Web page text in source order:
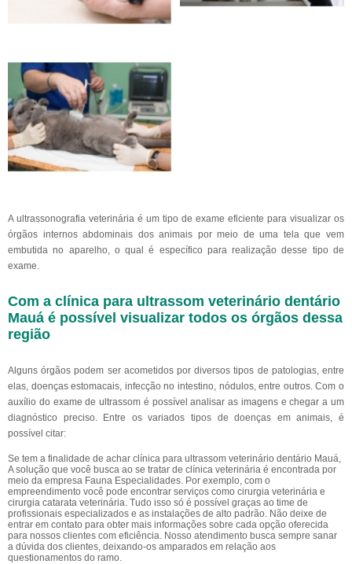
A ultrassonografia veterinária é um tipo de exame eficiente para visualizar os
órgãos internos abdominais dos animais por meio de uma tela que vem
embutida no aparelho, o qual é específico para realização desse tipo de
exame.
Com a clínica para ultrassom veterinário dentário
Mauá é possível visualizar todos os órgãos dessa
região
Alguns órgãos podem ser acometidos por diversos tipos de patologias, entre
elas, doenças estomacais, infecção no intestino, nódulos, entre outros. Com o
auxílio do exame de ultrassom é possível analisar as imagens e chegar a um
diagnóstico preciso. Entre os variados tipos de doenças em animais, é
possível citar:
Se tem a finalidade de achar clínica para ultrassom veterinário dentário Mauá,
A solução que você busca ao se tratar de clínica veterinária é encontrada por
meio da empresa Fauna Especialidades. Por exemplo, com o
empreendimento você pode encontrar serviços como cirurgia veterinária e
cirurgia catarata veterinária. Tudo isso só é possível graças ao time de
profissionais especializados e as instalações de alto padrão. Não deixe de
entrar em contato para obter mais informações sobre cada opção oferecida
para nossos clientes com eficiência. Nosso atendimento busca sempre sanar
a dúvida dos clientes, deixando-os amparados em relação aos
questionamentos do ramo.